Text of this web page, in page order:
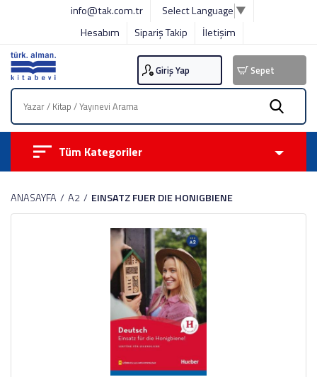
info@tak.com.tr Select Language ▼
Hesabım
Sipariş Takip İletişim
Giriş Yap Sepet
Tüm Kategoriler
ANASAYFA A2 EINSATZ FUER DIE HONIGBIENE